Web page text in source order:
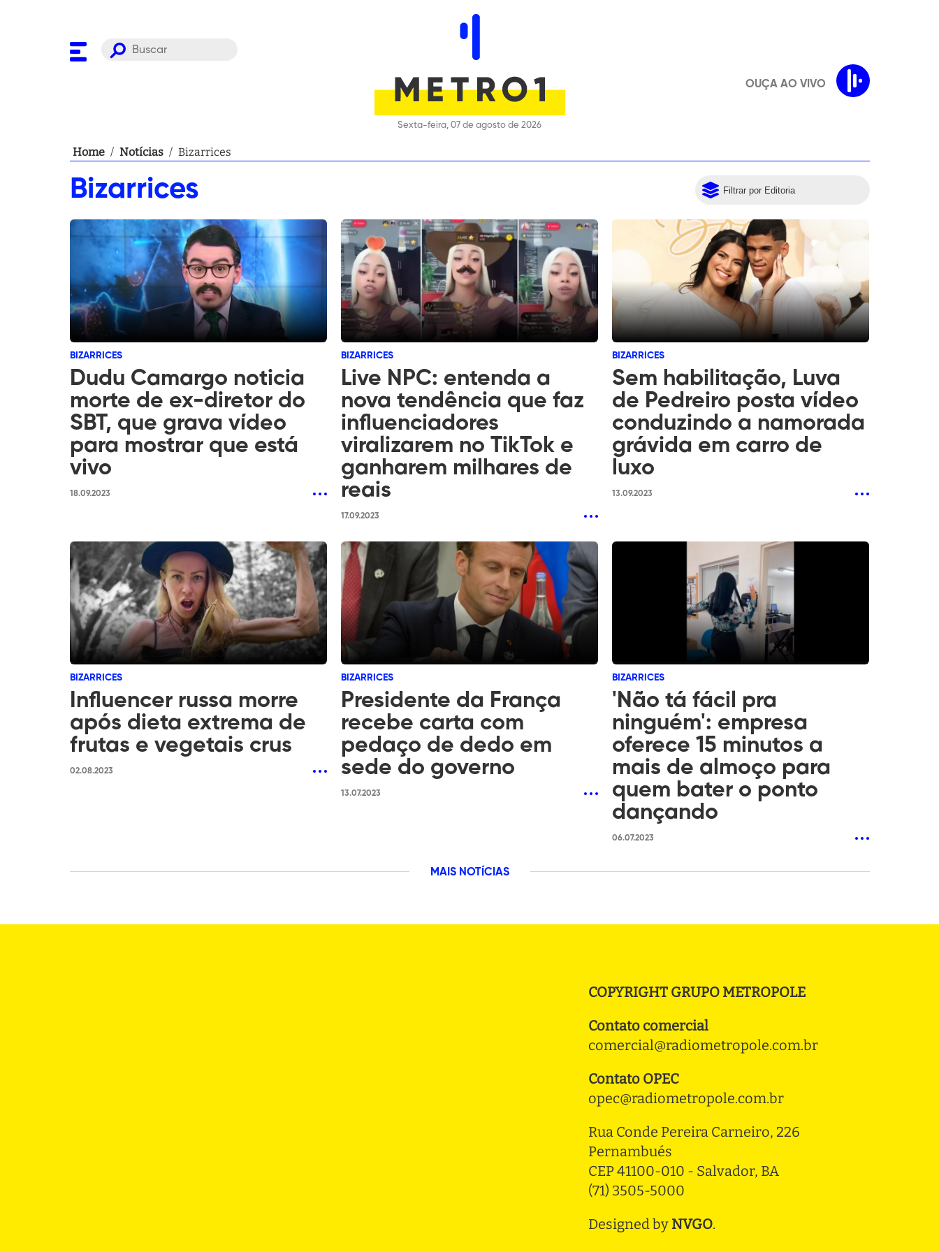
Sexta-feira, 07 de agosto de 2026
OUÇA AO VIVO
Home / Notícias / Bizarrices
Bizarrices
BIZARRICES
Dudu Camargo noticia
morte de ex-diretor do
SBT, que grava vídeo
para mostrar que está
vivo
18.09.2023
BIZARRICES
Live NPC: entenda a
nova tendência que faz
influenciadores
viralizarem no TikTok e
ganharem milhares de
reais
17.09.2023
BIZARRICES
Sem habilitação, Luva
de Pedreiro posta vídeo
conduzindo a namorada
grávida em carro de
luxo
13.09.2023
BIZARRICES
Influencer russa morre
após dieta extrema de
frutas e vegetais crus
02.08.2023
BIZARRICES
Presidente da França
recebe carta com
pedaço de dedo em
sede do governo
13.07.2023
BIZARRICES
'Não tá fácil pra
ninguém': empresa
oferece 15 minutos a
mais de almoço para
quem bater o ponto
dançando
06.07.2023
MAIS NOTÍCIAS
COPYRIGHT GRUPO METROPOLE
Contato comercial
comercial@radiometropole.com.br
Contato OPEC
opec@radiometropole.com.br
Rua Conde Pereira Carneiro, 226
Pernambués
CEP 41100-010 - Salvador, BA
(71) 3505-5000
Designed by NVGO.